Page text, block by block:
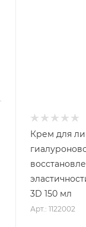
Крем для
3D 150 мл
Арт.: 1122002